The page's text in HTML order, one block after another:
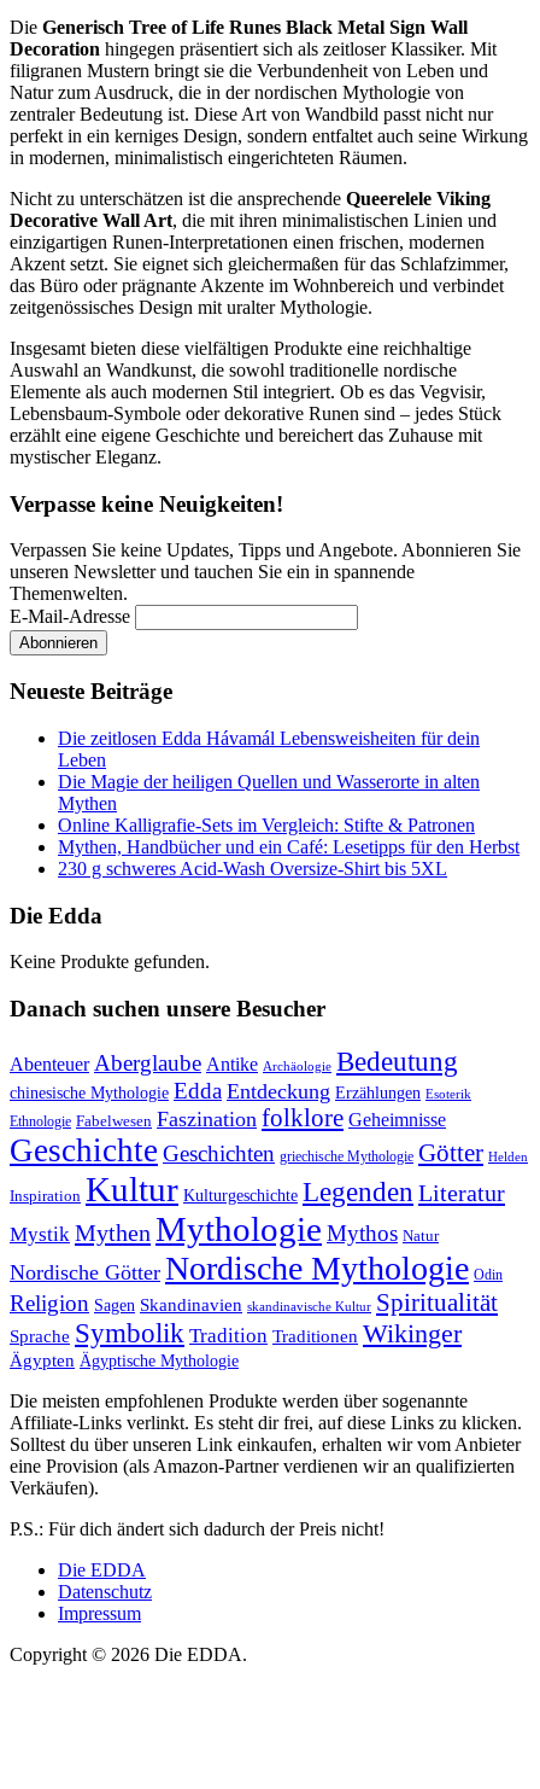
Die Generisch Tree of Life Runes Black Metal Sign Wall
Decoration hingegen präsentiert sich als zeitloser Klassiker. Mit
filigranen Mustern bringt sie die Verbundenheit von Leben und
Natur zum Ausdruck, die in der nordischen Mythologie von
zentraler Bedeutung ist. Diese Art von Wandbild passt nicht nur
perfekt in ein kerniges Design, sondern entfaltet auch seine Wirkung
in modernen, minimalistisch eingerichteten Räumen.
Nicht zu unterschätzen ist die ansprechende Queerelele Viking
Decorative Wall Art, die mit ihren minimalistischen Linien und
einzigartigen Runen-Interpretationen einen frischen, modernen
Akzent setzt. Sie eignet sich gleichermaßen für das Schlafzimmer,
das Büro oder prägnante Akzente im Wohnbereich und verbindet
zeitgenössisches Design mit uralter Mythologie.
Insgesamt bieten diese vielfältigen Produkte eine reichhaltige
Auswahl an Wandkunst, die sowohl traditionelle nordische
Elemente als auch modernen Stil integriert. Ob es das Vegvisir,
Lebensbaum-Symbole oder dekorative Runen sind – jedes Stück
erzählt eine eigene Geschichte und bereichert das Zuhause mit
mystischer Eleganz.
Verpasse keine Neuigkeiten!
Verpassen Sie keine Updates, Tipps und Angebote. Abonnieren Sie
unseren Newsletter und tauchen Sie ein in spannende
Themenwelten.
E-Mail-Adresse
Neueste Beiträge
Die zeitlosen Edda Hávamál Lebensweisheiten für dein
Leben
Die Magie der heiligen Quellen und Wasserorte in alten
Mythen
Online Kalligrafie‑Sets im Vergleich: Stifte & Patronen
Mythen, Handbücher und ein Café: Lesetipps für den Herbst
230 g schweres Acid-Wash Oversize-Shirt bis 5XL
Die Edda
Keine Produkte gefunden.
Danach suchen unsere Besucher
Abenteuer Aberglaube Antike Archäologie Bedeutung
chinesische Mythologie Edda Entdeckung Erzählungen Esoterik
Ethnologie Fabelwesen Faszination folklore Geheimnisse
Geschichte Geschichten griechische Mythologie Götter Helden
Inspiration Kultur Kulturgeschichte Legenden Literatur
Mystik Mythen Mythologie Mythos Natur
Nordische Götter Nordische Mythologie Odin
Religion Sagen Skandinavien skandinavische Kultur Spiritualität
Sprache Symbolik Tradition Traditionen Wikinger
Ägypten Ägyptische Mythologie
Die meisten empfohlenen Produkte werden über sogenannte
Affiliate-Links verlinkt. Es steht dir frei, auf diese Links zu klicken.
Solltest du über unseren Link einkaufen, erhalten wir vom Anbieter
eine Provision (als Amazon-Partner verdienen wir an qualifizierten
Verkäufen).
P.S.: Für dich ändert sich dadurch der Preis nicht!
Die EDDA
Datenschutz
Impressum
Copyright © 2026 Die EDDA.